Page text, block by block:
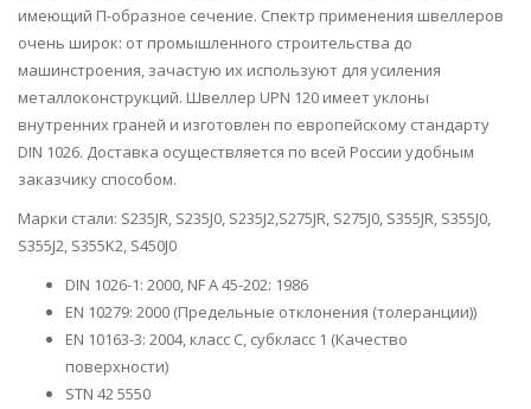
имеющий П-образное сечение. Спектр применения швеллеров
очень широк: от промышленного строительства до
машинстроения, зачастую их используют для усиления
металлоконструкций. Швеллер UPN 120 имеет уклоны
внутренних граней и изготовлен по европейскому стандарту
DIN 1026. Доставка осуществляется по всей России удобным
заказчику способом.
Марки стали: S235JR, S235J0, S235J2,S275JR, S275J0, S355JR, S355J0,
S355J2, S355K2, S450J0
DIN 1026-1: 2000, NF A 45-202: 1986
EN 10279: 2000 (Предельные отклонения (толеранции))
EN 10163-3: 2004, класс C, субкласс 1 (Качество
поверхности)
STN 42 5550